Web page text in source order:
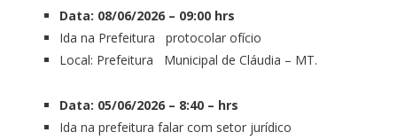
Data: 08/06/2026 – 09:00 hrs
Ida na Prefeitura protocolar ofício
Local: Prefeitura Municipal de Cláudia – MT.
Data: 05/06/2026 – 8:40 – hrs
Ida na prefeitura falar com setor jurídico